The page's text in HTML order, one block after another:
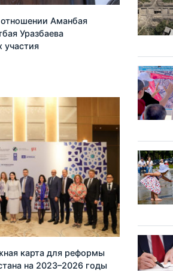
Аманбая
Уразбаева
участия
карта для реформы
на 2023–2026 годы